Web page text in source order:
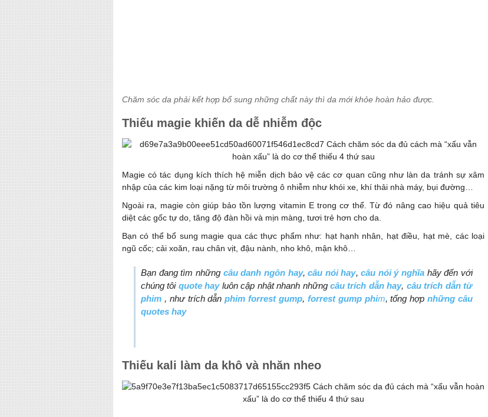
Chăm sóc da phải kết hợp bổ sung những chất này thì da mới khỏe hoàn hảo được.
Thiếu magie khiến da dễ nhiễm độc
Magie có tác dụng kích thích hệ miễn dịch bảo vệ các cơ quan cũng như làn da tránh sự xâm
nhập của các kim loại nặng từ môi trường ô nhiễm như khói xe, khí thải nhà máy, bụi đường…
Ngoài ra, magie còn giúp bảo tồn lượng vitamin E trong cơ thể. Từ đó nâng cao hiệu quả tiêu
diệt các gốc tự do, tăng độ đàn hồi và mịn màng, tươi trẻ hơn cho da.
Bạn có thể bổ sung magie qua các thực phẩm như: hạt hạnh nhân, hạt điều, hạt mè, các loại
ngũ cốc; cải xoăn, rau chân vịt, đậu nành, nho khô, mận khô…
Bạn đang tìm những câu danh ngôn hay, câu nói hay,câu nói ý nghĩa hãy đến với
chúng tôi quote hayluôn cập nhật nhanh những câu trích dẫn hay, câu trích dẫn từ
phim , như trích dẫnphim forrest gump, forrest gump phim, tổng hợpnhững câu
quotes hay
Thiếu kali làm da khô và nhăn nheo